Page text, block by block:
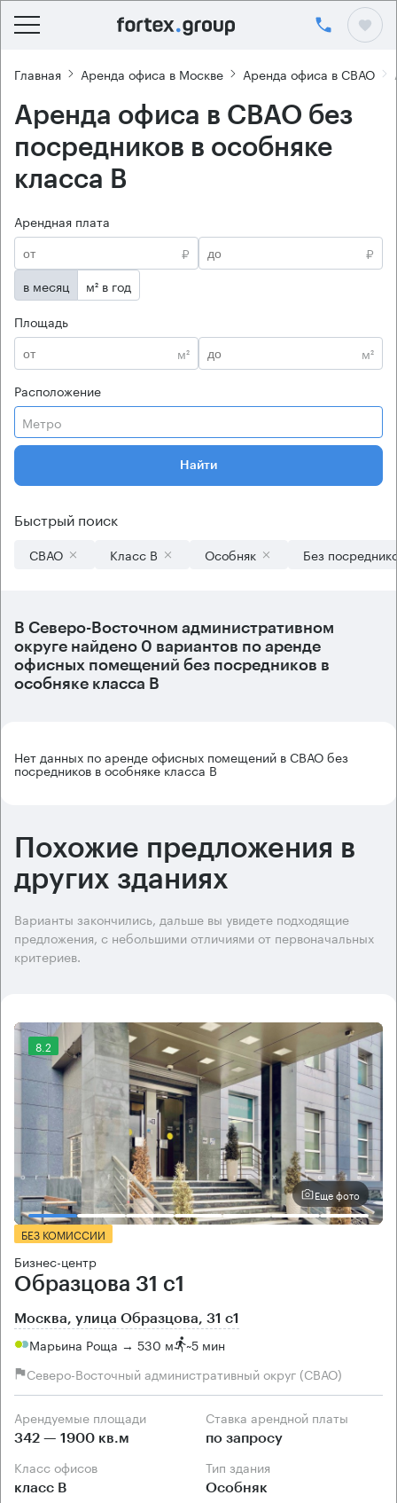
Главная Аренда офиса в Москве Аренда офиса в СВАО
Аренда офиса в СВАО без
посредников в особняке
класса B
Арендная плата
₽
₽
в месяц
м² в год
Площадь
м²
м²
Расположение
Метро
Найти
Быстрый поиск
СВАО Класс B Особняк Без
В Северо-Восточном административном
округе найдено 0 вариантов по аренде
офисных помещений без посредников в
особняке класса B
Нет данных по аренде офисных помещений в СВАО без
посредников в особняке класса B
Похожие предложения в
других зданиях
Варианты закончились, дальше вы увидете подходящие
предложения, с небольшими отличиями от первоначальных
критериев.
8.2
Еще фото
БЕЗ КОМИССИИ
Бизнес-центр
Образцова 31 с1
Москва, улица Образцова, 31 с1
Марьина Роща → 530 м ~5 мин
Северо-Восточный административный округ (СВАО)
Арендуемые площади
342 — 1900 кв.м
Ставка арендной платы
по запросу
Класс офисов
класс B
Тип здания
Особняк